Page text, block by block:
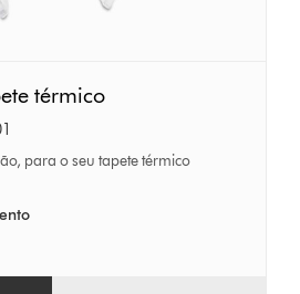
térmico
para o seu tapete térmico